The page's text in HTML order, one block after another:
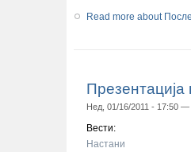
Read more about
Нед, 01/16/2011 - 17:50 —
Вести:
Настани